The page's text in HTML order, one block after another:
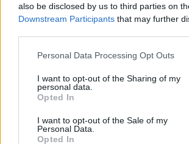
also be disclosed by us to third parties on
Downstream Participants that may further
Please note that this website/app uses one
not limited to your visit or usage behaviour.
grant or deny consent to Google and its
use your data for below specified purposes
consent section.
Personal Data Processing Opt Outs
I want to opt-out of the Sharing of my
personal data.
Opted In
I want to opt-out of the Sale of my
Personal Data.
Opted In
A dohány utcai seriff –